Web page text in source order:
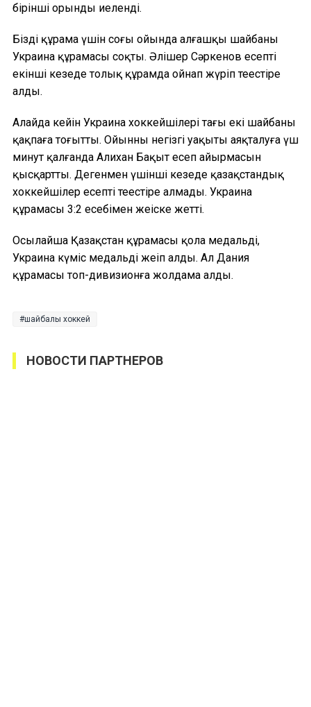
бірінші орынды иеленді.
Біздің құрама үшін соңғы ойында алғашқы шайбаны
Украина құрамасы соқты. Әлішер Сәркенов есепті
екінші кезеңде толық құрамда ойнап жүріп теңестіре
алды.
Алайда кейін Украина хоккейшілері тағы екі шайбаны
қақпаға тоғытты. Ойынның негізгі уақыты аяқталуға үш
минут қалғанда Алихан Бақыт есеп айырмасын
қысқартты. Дегенмен үшінші кезеңде қазақстандық
хоккейшілер есепті теңестіре алмады. Украина
құрамасы 3:2 есебімен жеңіске жетті.
Осылайша Қазақстан құрамасы қола медальді,
Украина күміс медальді жеңіп алды. Ал Дания
құрамасы топ-дивизионға жолдама алды.
шайбалы хоккей
НОВОСТИ ПАРТНЕРОВ